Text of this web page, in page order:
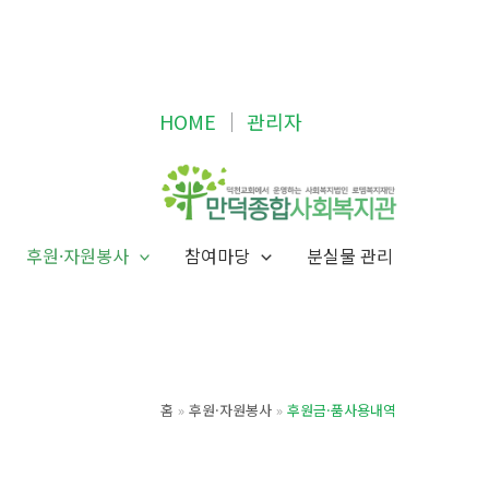
HOME │ 관리자
후원·자원봉사 참여마당 분실물 관리
홈 후원·자원봉사 후원금·품사용내역